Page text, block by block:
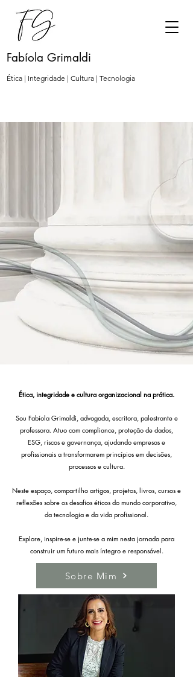
Fabíola Grimaldi
Ética | Integridade | Cultura | Tecnologia
Ética, integridade e cultura organizacional na prática.
Sou Fabíola Grimaldi, advogada, escritora, palestrante e
professora. Atuo com compliance, proteção de dados,
ESG, riscos e governança, ajudando empresas e
profissionais a transformarem princípios em decisões,
processos e cultura.
Neste espaço, compartilho artigos, projetos, livros, cursos e
reflexões sobre os desafios éticos do mundo corporativo,
da tecnologia e da vida profissional.
Explore, inspire-se e junte-se a mim nesta jornada para
construir um futuro mais íntegro e responsável.
Sobre Mim